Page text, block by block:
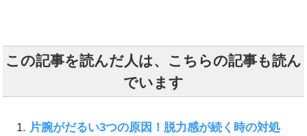
この記事を読んだ人は、こちらの記事も読ん
でいます
片腕がだるい3つの原因！脱力感が続く時の対処